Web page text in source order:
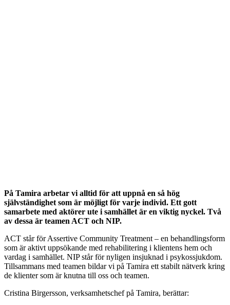
På Tamira arbetar vi alltid för att uppnå en så hög
självständighet som är möjligt för varje individ. Ett gott
samarbete med aktörer ute i samhället är en viktig nyckel. Två
av dessa är teamen ACT och NIP.
ACT står för Assertive Community Treatment – en behandlingsform
som är aktivt uppsökande med rehabilitering i klientens hem och
vardag i samhället. NIP står för nyligen insjuknad i psykossjukdom.
Tillsammans med teamen bildar vi på Tamira ett stabilt nätverk kring
de klienter som är knutna till oss och teamen.
Cristina Birgersson, verksamhetschef på Tamira, berättar: